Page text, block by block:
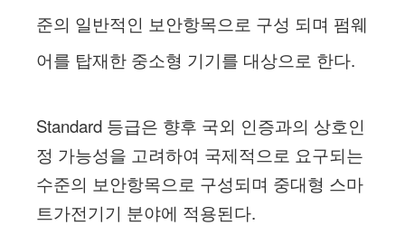
준의 일반적인 보안항목으로 구성 되며 펌웨
어를 탑재한 중소형 기기를 대상으로 한다.
Standard 등급은 향후 국외 인증과의 상호인
정 가능성을 고려하여 국제적으로 요구되는
수준의 보안항목으로 구성되며 중대형 스마
트가전기기 분야에 적용된다.